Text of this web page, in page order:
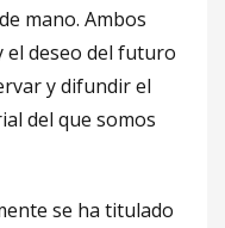
mano. Ambos
el deseo del futuro
y difundir el
del que somos
se ha titulado